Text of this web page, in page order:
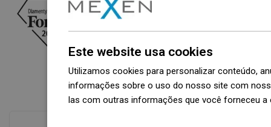
Este website usa cookies
Utilizamos cookies para personalizar conteúdo,
informações sobre o uso do nosso site com
las com outras informações que você forneceu